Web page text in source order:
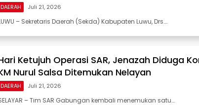
DAERAH Juli 21, 2026
– Sekretaris Daerah (Sekda) Kabupaten Luwu, Drs….
Ketujuh Operasi SAR, Jenazah Diduga
Nurul Salsa Ditemukan Nelayan
DAERAH Juli 21, 2026
– Tim SAR Gabungan kembali menemukan satu…